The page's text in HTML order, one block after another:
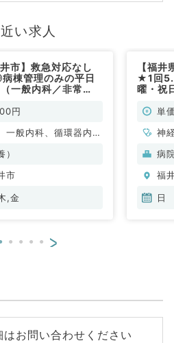
い求人
市】救急対応なし
棟管理のみの平日
一般内科／非常
円
一般内科、循環器内
内科、消化器内科、内
系全般、一般外科
市
,金
【福
★1回
曜・祝
単
神
科
内
病
福
日
>
はお問い合わせください